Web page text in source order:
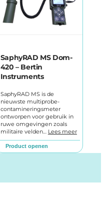
SaphyRAD MS Dom-
420 – Bertin
Instruments
SaphyRAD MS is de
nieuwste multiprobe-
contamineringsmeter
ontworpen voor gebruik in
ruwe omgevingen zoals
militaire velden… Lees meer
Product openen